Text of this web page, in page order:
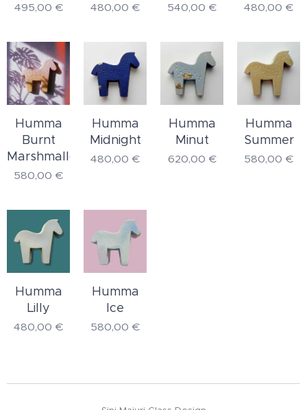
495,00 € 480,00 € 540,00 € 480,00 €
Humma
Burnt
Marshmallow
580,00 €
Humma
Midnight
480,00 €
Humma
Minut
620,00 €
Humma
Summer
580,00 €
Humma
Lilly
480,00 €
Humma
Ice
580,00 €